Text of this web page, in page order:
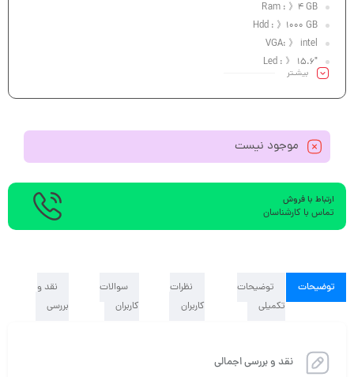
Ram : 》4 GB
Hdd : 》1000 GB
VGA: 》 intel
Led : 》 15.6″
بیشـتر
موجود نیست
ارتباط با فروش
تماس با کارشناسان
توضیحات
توضیحات
تکمیلی
نظرات
کاربران
سوالات
کاربران
نقد و
بررسی
نقد و بررسی اجمالی